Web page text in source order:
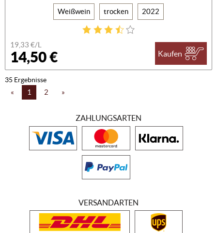
Weißwein trocken 2022
19,33 €/L
14,50 € Kaufen
35 Ergebnisse
« 1 2 »
ZAHLUNGSARTEN
VERSANDARTEN